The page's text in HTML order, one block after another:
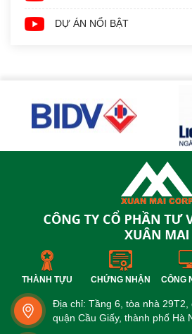
DỰ ÁN NỔI BẬT
THÀNH TỰU CHỨNG NHẬN CÔNG
Địa chỉ: Tầng 6, tòa nhà
quận Cầu Giấy, thành phố Hà